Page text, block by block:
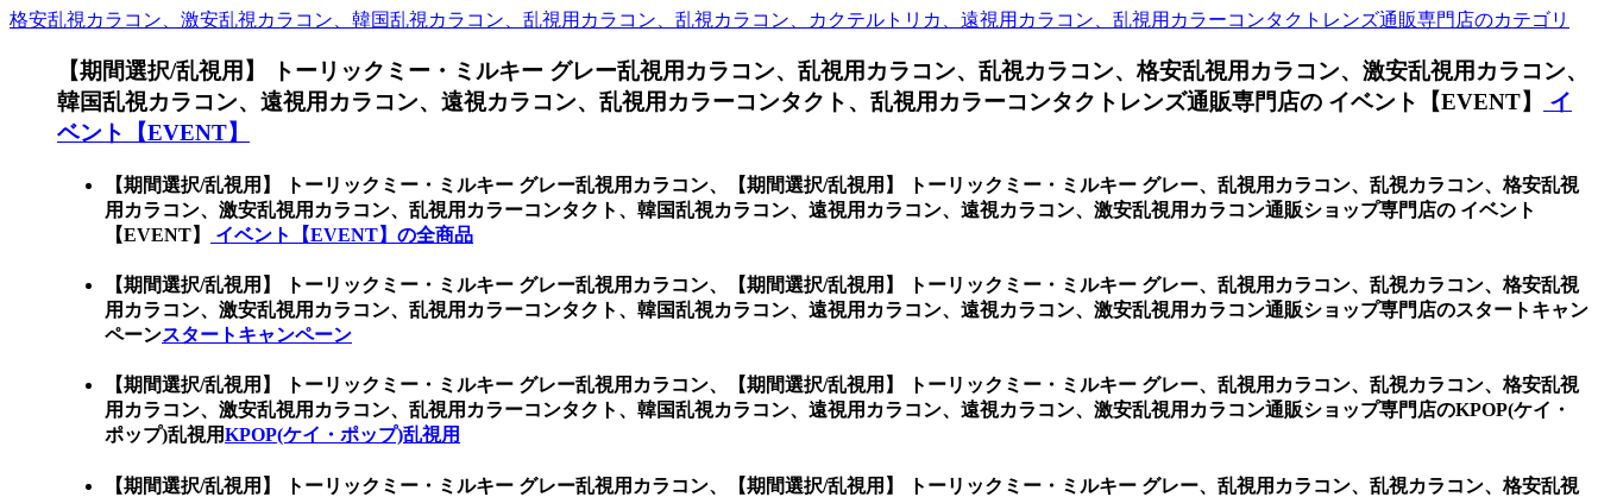
格安乱視カラコン、激安乱視カラコン、韓国乱視カラコン、乱視用カラコン、乱視カラコン、カクテルトリカ、遠視用カラコン、乱視用カラーコンタクトレンズ通販専門店のカテゴリ
【期間選択/乱視用】 トーリックミー・ミルキー グレー乱視用カラコン、 乱視用カラコン、乱視カラコン、格安乱視用カラコン、激安乱視用カラコン、
韓国乱視カラコン、遠視用カラコン、遠視カラコン、乱視用カラーコンタクト、乱視用カラーコンタクトレンズ通販専門店の イベント【EVENT】
イ
ベント【EVENT】
【期間選択/乱視用】 トーリックミー・ミルキー グレー乱視用カラコン、
【期間選択/乱視用】 トーリックミー・ミルキー グレー、乱視用カラコン、乱視カラコン、格安乱視
用カラコン、激安乱視用カラコン、乱視用カラーコンタクト、韓国乱視カラコン、遠視用カラコン、遠視カラコン、激安乱視用カラコン通販ショップ専門店の イベント
【EVENT】
イベント【EVENT】の全商品
【期間選択/乱視用】 トーリックミー・ミルキー グレー乱視用カラコン、
【期間選択/乱視用】 トーリックミー・ミルキー グレー、乱視用カラコン、乱視カラコン、格安乱視
用カラコン、激安乱視用カラコン、乱視用カラーコンタクト、韓国乱視カラコン、遠視用カラコン、遠視カラコン、激安乱視用カラコン通販ショップ専門店のスタートキャン
ペーンスタートキャンペーン
【期間選択/乱視用】 トーリックミー・ミルキー グレー乱視用カラコン、
【期間選択/乱視用】 トーリックミー・ミルキー グレー、乱視用カラコン、乱視カラコン、格安乱視
用カラコン、激安乱視用カラコン、乱視用カラーコンタクト、韓国乱視カラコン、遠視用カラコン、遠視カラコン、激安乱視用カラコン通販ショップ専門店のKPOP(ケイ・
ポップ)乱視用KPOP(ケイ・ポップ)乱視用
【期間選択/乱視用】 トーリックミー・ミルキー グレー乱視用カラコン、
【期間選択/乱視用】 トーリックミー・ミルキー グレー、乱視用カラコン、乱視カラコン、格安乱視